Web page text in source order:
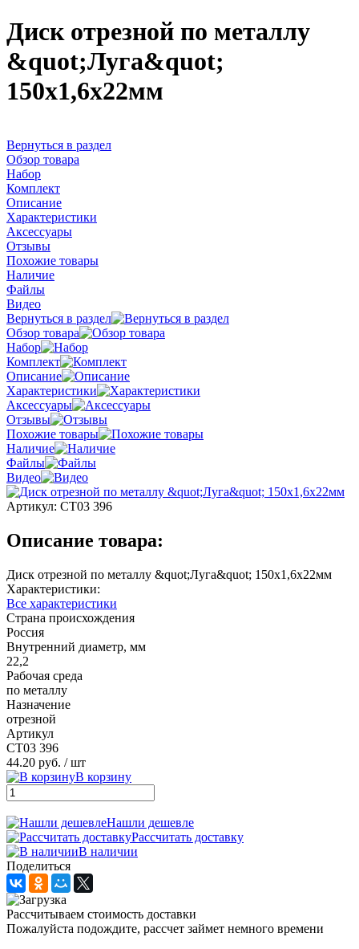
Диск отрезной по металлу
&quot;Луга&quot;
150х1,6х22мм
Вернуться в раздел
Обзор товара
Набор
Комплект
Описание
Характеристики
Аксессуары
Отзывы
Похожие товары
Наличие
Файлы
Видео
Вернуться в раздел
Обзор товара
Набор
Комплект
Описание
Характеристики
Аксессуары
Отзывы
Похожие товары
Наличие
Файлы
Видео
Артикул: СТ03 396
Описание товара:
Диск отрезной по металлу &quot;Луга&quot; 150х1,6х22мм
Характеристики:
Все характеристики
Страна происхождения
Россия
Внутренний диаметр, мм
22,2
Рабочая среда
по металлу
Назначение
отрезной
Артикул
СТ03 396
44.20 руб. / шт
В корзину
Нашли дешевле
Рассчитать доставку
В наличии
Поделиться
Рассчитываем стоимость доставки
Пожалуйста подождите, рассчет займет немного времени